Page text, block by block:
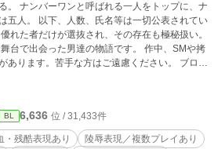
ップに、ナ
五人。 以下、人数、氏名等は一切公表されてい
れた者だけが選抜され、その存在も極秘扱い。
あります。苦手な方はご遠慮ください。 ブログ
為、短文、視覚的要素を含む段落構成になって
BL 6,636 位 / 31,433件
・残酷表現あり
陵辱表現／複数プレイあり